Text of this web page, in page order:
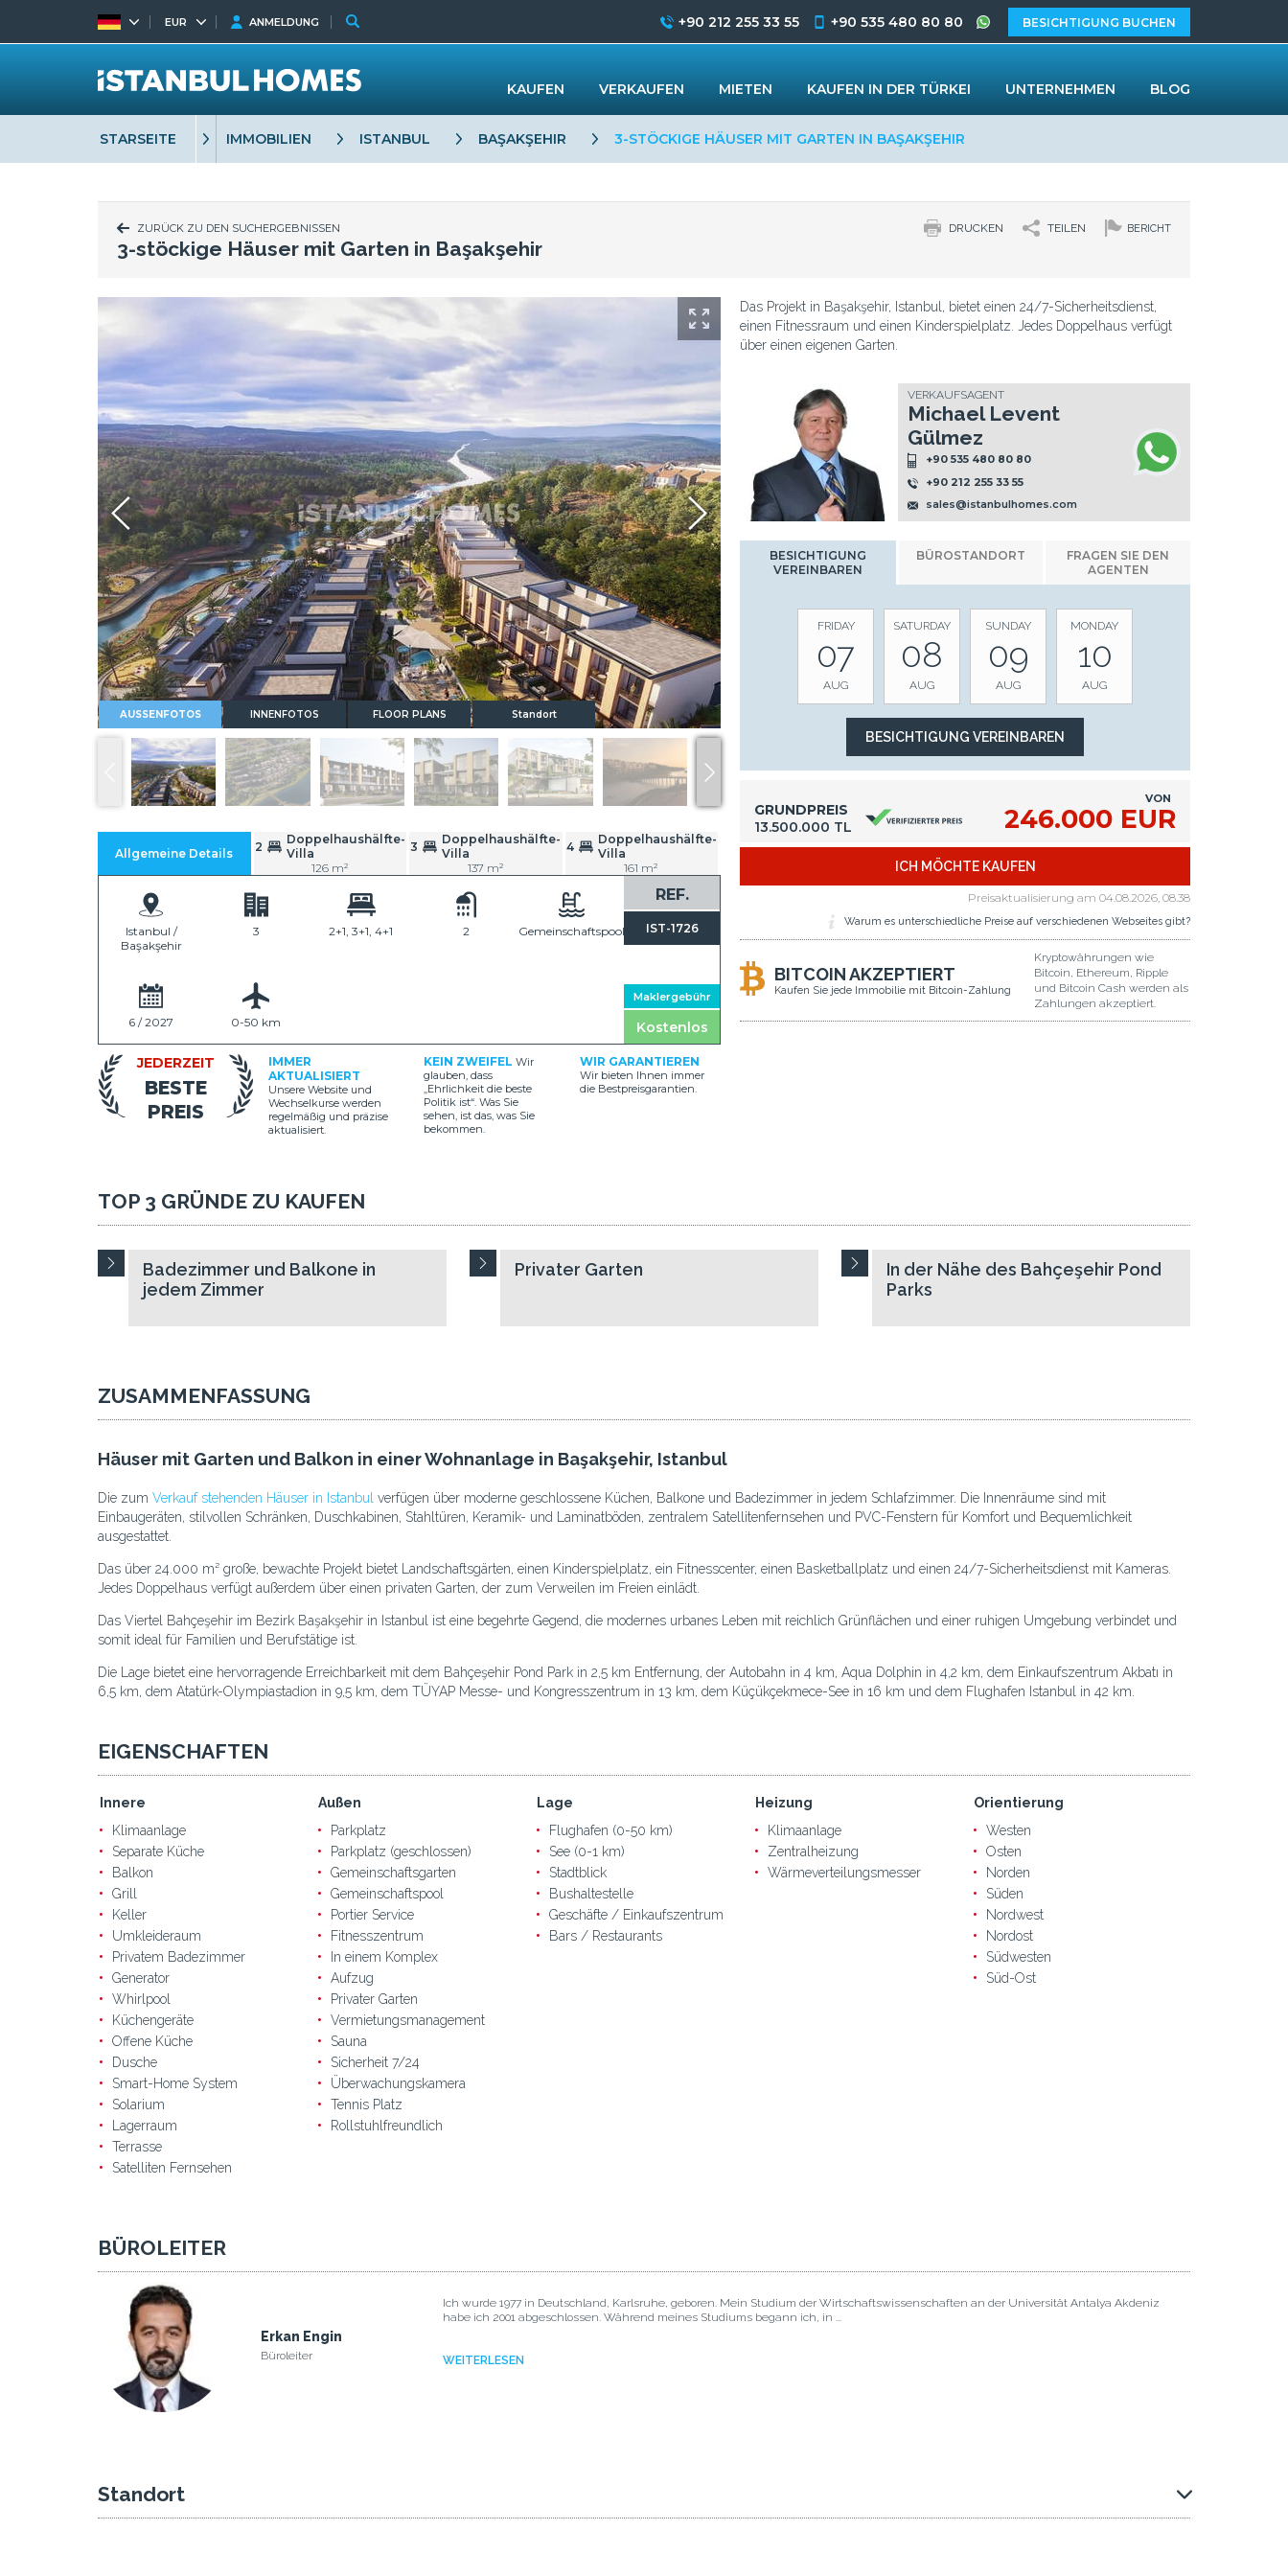
STARSEITE IMMOBILIEN ISTANBUL BAŞAKŞEHIR 3-STÖCKIGE HÄUSER MIT GARTEN IN BAŞAKŞEHIR
ZURÜCK ZU DEN SUCHERGEBNISSEN BERICHT
TEILEN
DRUCKEN
3-stöckige Häuser mit Garten in Başakşehir
AUSSENFOTOS INNENFOTOS FLOOR PLANS Standort
Allgemeine Details 2
Doppelhaushälfte-
Villa
126 m²
3
Doppelhaushälfte-
Villa
137 m²
4
Doppelhaushälfte-
Villa
161 m²
REF.
IST-1726
Maklergebühr
Kostenlos
Istanbul /
Başakşehir
3 2+1, 3+1, 4+1 2 Gemeinschaftspool
6 / 2027 0-50 km
JEDERZEIT
BESTE
PREIS
IMMER
AKTUALISIERT
Unsere Website und
Wechselkurse werden
regelmäßig und präzise
aktualisiert.
KEIN ZWEIFEL Wir
glauben, dass
„Ehrlichkeit die beste
Politik ist“. Was Sie
sehen, ist das, was Sie
bekommen.
WIR GARANTIEREN
Wir bieten Ihnen immer
die Bestpreisgarantien.
Das Projekt in Başakşehir, Istanbul, bietet einen 24/7-Sicherheitsdienst,
einen Fitnessraum und einen Kinderspielplatz. Jedes Doppelhaus verfügt
über einen eigenen Garten.
VERKAUFSAGENT
Michael Levent
Gülmez
+90 535 480 80 80
+90 212 255 33 55
sales@istanbulhomes.com
Whatsapp
BESICHTIGUNG
VEREINBAREN
BÜROSTANDORT
FRAGEN SIE DEN
AGENTEN
FRIDAY
07
AUG
SATURDAY
08
AUG
SUNDAY
09
AUG
MONDAY
10
AUG
GRUNDPREIS
13.500.000 TL
VON
246.000 EUR
ICH MÖCHTE KAUFEN
Preisaktualisierung am 04.08.2026, 08.38
Warum es unterschiedliche Preise auf verschiedenen Webseites gibt?
BITCOIN AKZEPTIERT
Kaufen Sie jede Immobilie mit Bitcoin-Zahlung
Kryptowährungen wie
Bitcoin, Ethereum, Ripple
und Bitcoin Cash werden als
Zahlungen akzeptiert.
TOP 3 GRÜNDE ZU KAUFEN
Badezimmer und Balkone in
jedem Zimmer
Privater Garten
In der Nähe des Bahçeşehir Pond
Parks
ZUSAMMENFASSUNG
Häuser mit Garten und Balkon in einer Wohnanlage in Başakşehir, Istanbul
Die zum Verkauf stehenden Häuser in Istanbul verfügen über moderne geschlossene Küchen, Balkone und Badezimmer in jedem Schlafzimmer. Die Innenräume sind mit
Einbaugeräten, stilvollen Schränken, Duschkabinen, Stahltüren, Keramik- und Laminatböden, zentralem Satellitenfernsehen und PVC-Fenstern für Komfort und Bequemlichkeit
ausgestattet.
Das über 24.000 m² große, bewachte Projekt bietet Landschaftsgärten, einen Kinderspielplatz, ein Fitnesscenter, einen Basketballplatz und einen 24/7-Sicherheitsdienst mit Kameras.
Jedes Doppelhaus verfügt außerdem über einen privaten Garten, der zum Verweilen im Freien einlädt.
Das Viertel Bahçeşehir im Bezirk Başakşehir in Istanbul ist eine begehrte Gegend, die modernes urbanes Leben mit reichlich Grünflächen und einer ruhigen Umgebung verbindet und
somit ideal für Familien und Berufstätige ist.
Die Lage bietet eine hervorragende Erreichbarkeit mit dem Bahçeşehir Pond Park in 2,5 km Entfernung, der Autobahn in 4 km, Aqua Dolphin in 4,2 km, dem Einkaufszentrum Akbatı in
6,5 km, dem Atatürk-Olympiastadion in 9,5 km, dem TÜYAP Messe- und Kongresszentrum in 13 km, dem Küçükçekmece-See in 16 km und dem Flughafen Istanbul in 42 km.
EIGENSCHAFTEN
Innere
Klimaanlage
Separate Küche
Balkon
Grill
Keller
Umkleideraum
Privatem Badezimmer
Generator
Whirlpool
Küchengeräte
Offene Küche
Dusche
Smart-Home System
Solarium
Lagerraum
Terrasse
Satelliten Fernsehen
Außen
Parkplatz
Parkplatz (geschlossen)
Gemeinschaftsgarten
Gemeinschaftspool
Portier Service
Fitnesszentrum
In einem Komplex
Aufzug
Privater Garten
Vermietungsmanagement
Sauna
Sicherheit 7/24
Überwachungskamera
Tennis Platz
Rollstuhlfreundlich
Lage
Flughafen (0-50 km)
See (0-1 km)
Stadtblick
Bushaltestelle
Geschäfte / Einkaufszentrum
Bars / Restaurants
Heizung
Klimaanlage
Zentralheizung
Wärmeverteilungsmesser
Orientierung
Westen
Osten
Norden
Süden
Nordwest
Nordost
Südwesten
Süd-Ost
BÜROLEITER
Erkan Engin
Büroleiter
Ich wurde 1977 in Deutschland, Karlsruhe, geboren. Mein Studium der Wirtschaftswissenschaften an der Universität Antalya Akdeniz
habe ich 2001 abgeschlossen. Während meines Studiums begann ich, in ...
WEITERLESEN
Standort
EUR ANMELDUNG +90 212 255 33 55 +90 535 480 80 80 BESICHTIGUNG BUCHEN
KAUFEN VERKAUFEN MIETEN KAUFEN IN DER TÜRKEI UNTERNEHMEN BLOG